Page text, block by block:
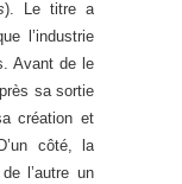
). Le titre a
l’industrie
Avant de le
sa sortie
création et
côté, la
l’autre un